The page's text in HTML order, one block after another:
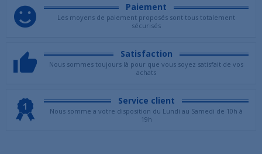
Paiement
Les moyens de paiement proposés sont tous totalement
sécurisés
Satisfaction
Nous sommes toujours là pour que vous soyez satisfait de vos
achats
Service client
Nous somme a votre disposition du Lundi au Samedi de 10h à
19h